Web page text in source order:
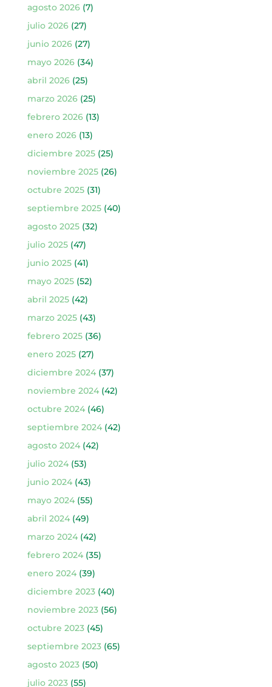
agosto 2026(7)
julio 2026(27)
junio 2026(27)
mayo 2026(34)
abril 2026(25)
marzo 2026(25)
febrero 2026(13)
enero 2026(13)
diciembre 2025(25)
noviembre 2025(26)
octubre 2025(31)
septiembre 2025(40)
agosto 2025(32)
julio 2025(47)
junio 2025(41)
mayo 2025(52)
abril 2025(42)
marzo 2025(43)
febrero 2025(36)
enero 2025(27)
diciembre 2024(37)
noviembre 2024(42)
octubre 2024(46)
septiembre 2024(42)
agosto 2024(42)
julio 2024(53)
junio 2024(43)
mayo 2024(55)
abril 2024(49)
marzo 2024(42)
febrero 2024(35)
enero 2024(39)
diciembre 2023(40)
noviembre 2023(56)
octubre 2023(45)
septiembre 2023(65)
agosto 2023(50)
julio 2023(55)